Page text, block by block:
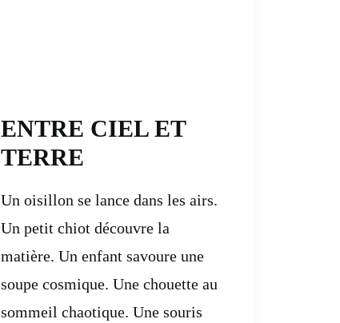
ENTRE CIEL ET
TERRE
Un oisillon se lance dans les airs.
Un petit chiot découvre la
matière. Un enfant savoure une
soupe cosmique. Une chouette au
sommeil chaotique. Une souris